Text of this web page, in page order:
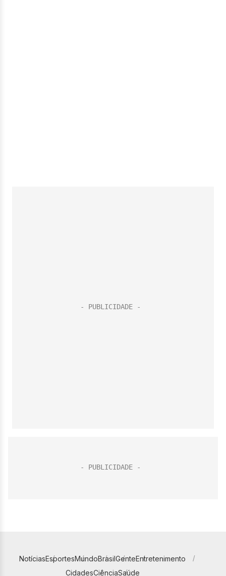
NotíciasEsportesMundoBrasilGenteEntretenimento
CidadesCiênciaSaúde